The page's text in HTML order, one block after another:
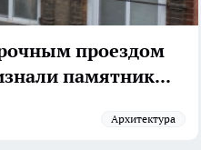
проездом
на Челюскинцев признали памятником
архитектура